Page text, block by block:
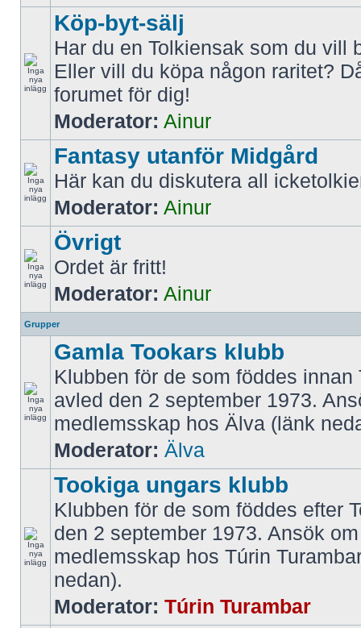
Köp-byt-sälj
Har du en Tolkiensak som du vill
Eller vill du köpa någon raritet?
forumet för dig!
Moderator: Ainur
Fantasy utanför Midgård
Här kan du diskutera all
Moderator: Ainur
Övrigt
Ordet är fritt!
Moderator: Ainur
Grupper
Gamla Tookars klubb
Klubben för de som föddes innan
avled den 2 september 1973.
medlemsskap hos Älva (länk
Moderator: Älva
Tookiga ungars klubb
Klubben för de som föddes efter
den 2 september 1973. Ansök om
medlemsskap hos Túrin
nedan).
Moderator: Túrin Turambar